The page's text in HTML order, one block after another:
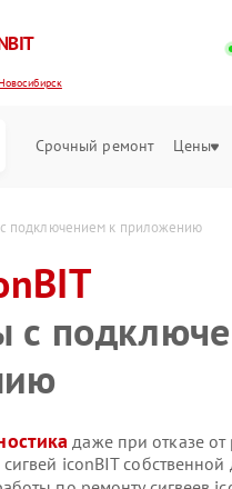
Срочный ремонт Цены
подключением к приложению
с
даже при отказе от
iconBIT собственной